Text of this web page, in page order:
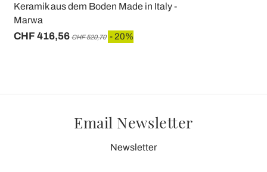
Keramik aus dem Boden Made in Italy -
Marwa
CHF 416,56 CHF 520,70 - 20%
Email Newsletter
Newsletter